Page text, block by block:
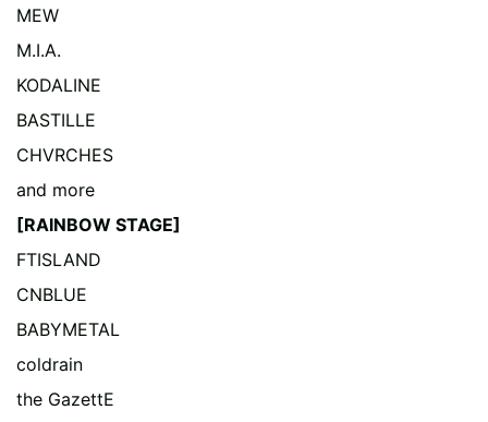
MEW
M.I.A.
KODALINE
BASTILLE
CHVRCHES
and more
[RAINBOW STAGE]
FTISLAND
CNBLUE
BABYMETAL
coldrain
the GazettE